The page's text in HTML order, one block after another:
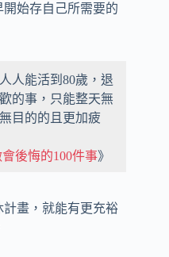
始存自己所需要的
人能活到80歲，退
的事，只能整天無
目的的且更加疲
後悔的100件事》
畫，就能有更充裕